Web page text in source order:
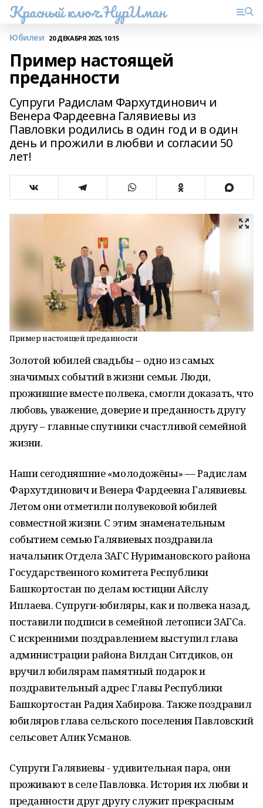
Красный ключ.НурИман
Юбилеи 20 ДЕКАБРЯ 2025, 10:15
Пример настоящей
преданности
Супруги Радислам Фархутдинович и
Венера Фардеевна Галявиевы из
Павловки родились в один год и в один
день и прожили в любви и согласии 50
лет!
Пример настоящей преданности
Золотой юбилей свадьбы – одно из самых
значимых событий в жизни семьи. Люди,
прожившие вместе полвека, смогли доказать, что
любовь, уважение, доверие и преданность другу
другу – главные спутники счастливой семейной
жизни.
Наши сегодняшние «молодожёны» –– Радислам
Фархутдинович и Венера Фардеевна Галявиевы.
Летом они отметили полувековой юбилей
совместной жизни. С этим знаменательным
событием семью Галявиевых поздравила
начальник Отдела ЗАГС Нуримановского района
Государственного комитета Республики
Башкортостан по делам юстиции Айслу
Иплаева. Супруги-юбиляры, как и полвека назад,
поставили подписи в семейной летописи ЗАГСа.
С искренними поздравлением выступил глава
администрации района Вилдан Ситдиков, он
вручил юбилярам памятный подарок и
поздравительный адрес Главы Республики
Башкортостан Радия Хабирова. Также поздравил
юбиляров глава сельского поселения Павловский
сельсовет Алик Усманов.
Супруги Галявиевы - удивительная пара, они
проживают в селе Павловка. История их любви и
преданности друг другу служит прекрасным